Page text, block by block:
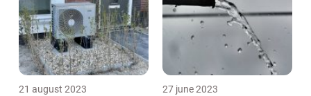
21 august 2023 27 june 2023